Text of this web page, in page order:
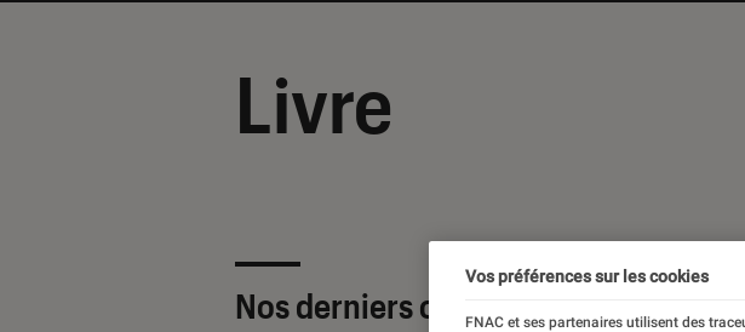
Livre
Nos derniers contenus
Vos préférences sur les cookies
FNAC et ses partenaires utilisent des